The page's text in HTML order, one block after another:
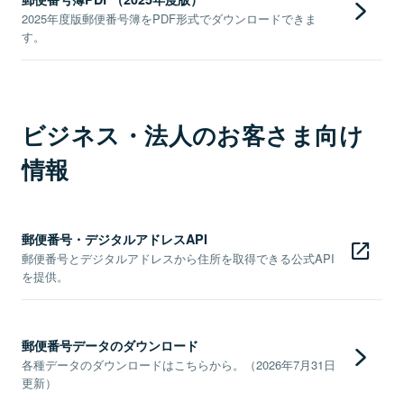
2025年度版郵便番号簿をPDF形式でダウンロードできま
す。
ビジネス・法人のお客さま向け
情報
郵便番号・デジタルアドレスAPI
郵便番号とデジタルアドレスから住所を取得できる公式API
を提供。
郵便番号データのダウンロード
各種データのダウンロードはこちらから。（2026年7月31日
更新）